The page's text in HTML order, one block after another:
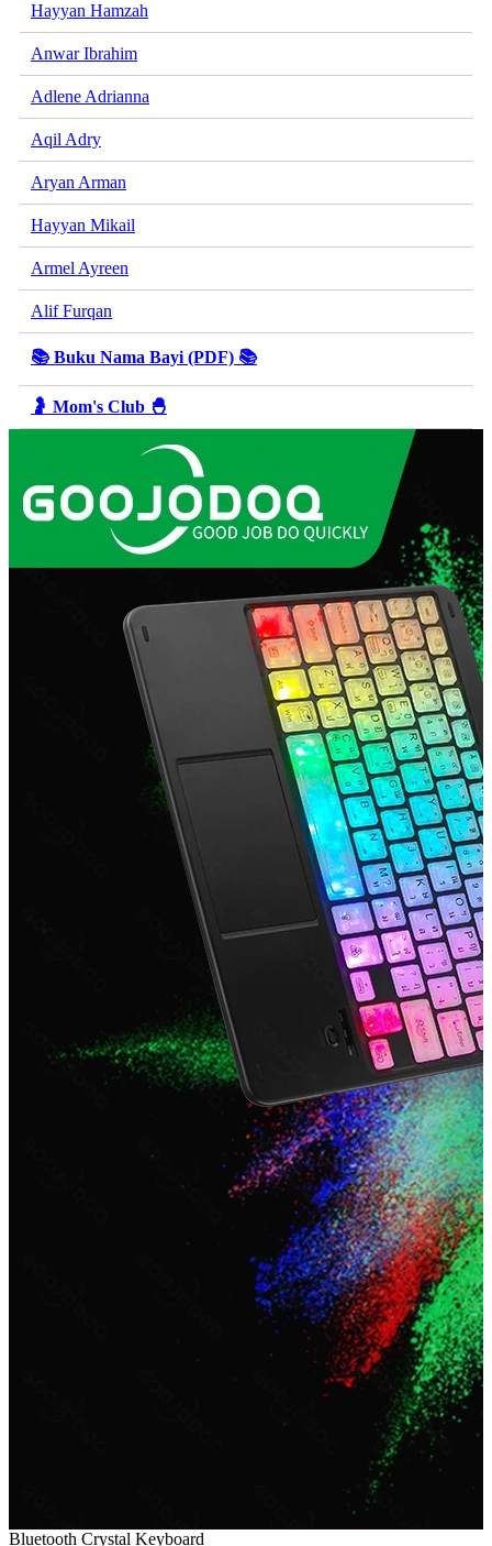
Hayyan Hamzah
Anwar Ibrahim
Adlene Adrianna
Aqil Adry
Aryan Arman
Hayyan Mikail
Armel Ayreen
Alif Furqan
📚 Buku Nama Bayi (PDF) 📚
🤰 Mom's Club 🐣
Bluetooth Crystal Keyboard